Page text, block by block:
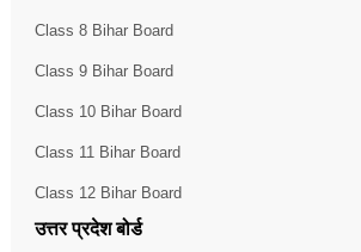
Class 8 Bihar Board
Class 9 Bihar Board
Class 10 Bihar Board
Class 11 Bihar Board
Class 12 Bihar Board
उत्तर प्रदेश बोर्ड